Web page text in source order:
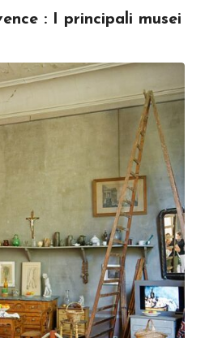
: I principali musei